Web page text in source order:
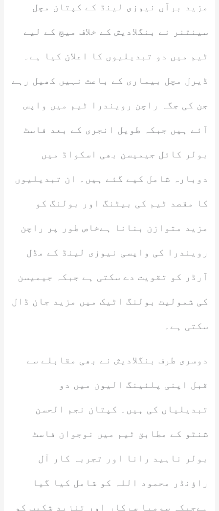
مزید برآں نیوزی لینڈ کے کپتان مچل
سینٹنر نے بنگلادیش کے خلاف میچ کے لیے
ٹیم میں دو تبدیلیوں کا اعلان کیا ہے۔
ڈیرل مچل بیماری کے باعث نہیں کھیل رہے
جن کی جگہ راچن رویندرا ٹیم میں واپس
آئے ہیں جبکہ طویل انجری کے بعد فاسٹ
بولر کائل جیمیسن بھی اسکواڈ میں
دوبارہ شامل کیے گئے ہیں۔ ان تبدیلیوں
کا مقصد ٹیم کی بیٹنگ اور بولنگ کو
مزید متوازن بنانا ہےخاص طور پر راچن
رویندرا کی واپسی نیوزی لینڈ کے مڈل
آرڈر کو تقویت دے سکتی ہے جبکہ جیمیسن
کی شمولیت بولنگ اٹیک میں مزید جان ڈال
سکتی ہے۔
دوسری طرف بنگلادیش نے بھی مقابلے سے
قبل اپنی پلئینگ الیون میں دو
تبدیلیاں کی ہیں۔ کپتان نجم الحسن
شنٹو کے مطابق ٹیم میں نوجوان فاسٹ
بولر ناہید رانا اور تجربہ کار آل
راؤنڈر محمود اللہ کو شامل کیا گیا
ہےجبکہ سومیا سرکار اور تنزید شکیب کو